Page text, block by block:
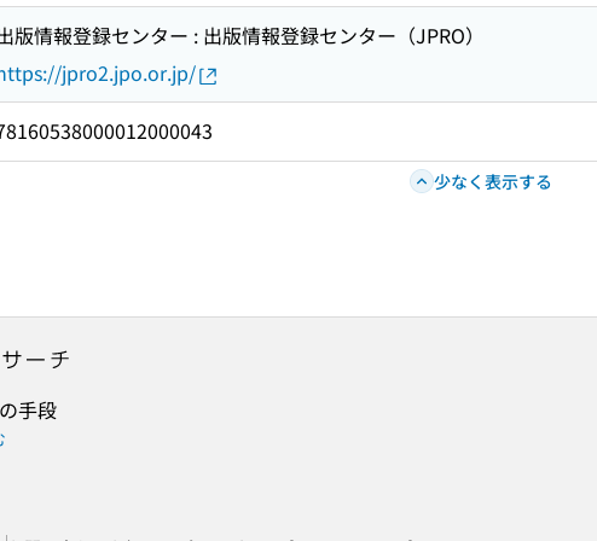
版情報登録センター : 出版情報登録センター（JPRO）
jpro2.jpo.or.jp/
少なく表示する
手段